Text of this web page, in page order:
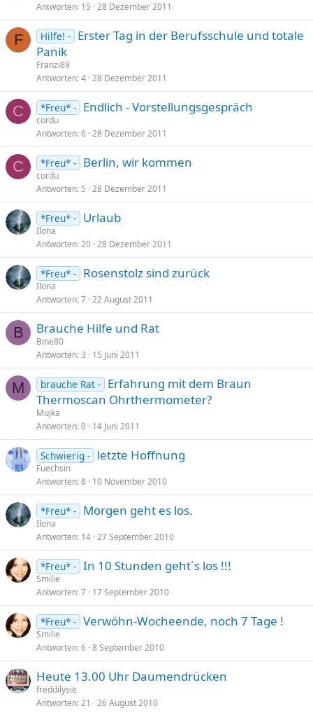
Antworten 15 28 Dezember 2011
F Hilfe! - Erster Tag in der Berufsschule und totale
Panik
Franzi89
Antworten 4 28 Dezember 2011
C *Freu* - Endlich - Vorstellungsgespräch
cordu
Antworten 6 28 Dezember 2011
C *Freu* - Berlin, wir kommen
cordu
Antworten 5 28 Dezember 2011
*Freu* - Urlaub
Ilona
Antworten 20 28 Dezember 2011
*Freu* - Rosenstolz sind zurück
Ilona
Antworten 7 22 August 2011
B Brauche Hilfe und Rat
Bine80
Antworten 3 15 Juni 2011
M brauche Rat - Erfahrung mit dem Braun
Thermoscan Ohrthermometer?
Mujka
Antworten 0 14 Juni 2011
Schwierig - letzte Hoffnung
Fuechsin
Antworten 8 10 November 2010
*Freu* - Morgen geht es los.
Ilona
Antworten 14 27 September 2010
*Freu* - In 10 Stunden geht´s los !!!
Smilie
Antworten 7 17 September 2010
*Freu* - Verwöhn-Wocheende, noch 7 Tage !
Smilie
Antworten 6 8 September 2010
Heute 13.00 Uhr Daumendrücken
freddilysie
Antworten 21 26 August 2010